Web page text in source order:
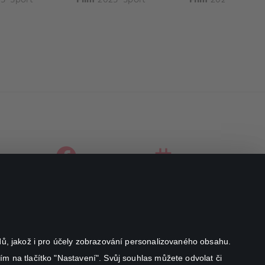
jakož i pro účely zobrazování personalizovaného obsahu.
na tlačítko "Nastavení". Svůj souhlas můžete odvolat či
facebookinstagram